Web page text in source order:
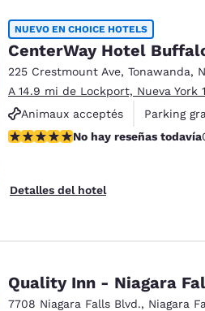
NUEVO EN CHOICE HOTELS
CenterWay Hotel
225 Crestmount Ave, Tonawanda,
A 14.9 mi de Lockport, Nueva York
Animaux acceptés
Parking
No hay reseñas todavíaNo hay reseñas todavía
Detalles del hotel
Quality Inn - Niagara
7708 Niagara Falls Blvd., Niagara